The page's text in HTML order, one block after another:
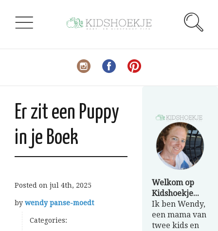
Er zit een Puppy
in je Boek
Posted on jul 4th, 2025
by wendy panse-moedt
Categories:
Welkom op
Kidshoekje...
Ik ben Wendy,
een mama van
twee kids en